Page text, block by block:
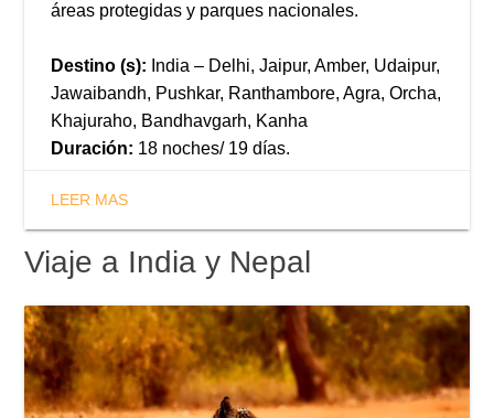
áreas protegidas y parques nacionales.
Destino (s): India – Delhi, Jaipur, Amber, Udaipur,
Jawaibandh, Pushkar, Ranthambore, Agra, Orcha,
Khajuraho, Bandhavgarh, Kanha
Duración: 18 noches/ 19 días.
LEER MAS
Viaje a India y Nepal